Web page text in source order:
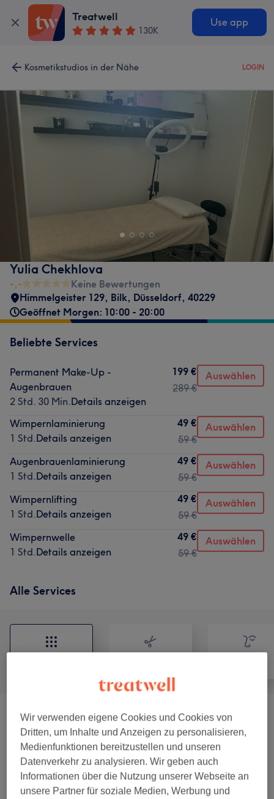
Treatwell
130K
Use app
Kosmetikstudios in der Nähe LOGIN
Yulia Chekhlova
-,-
Keine Bewertungen
Himmelgeister 129, Bilk, Düsseldorf, 40229
Geöffnet Morgen: 10:00 - 20:00
Beliebte Services
Permanent Make-Up -
Augenbrauen
2 Std. 30 Min.Details anzeigen
199 €
289 €
Auswählen
Wimpernlaminierung
1 Std.Details anzeigen
49 €
59 €
Auswählen
Augenbrauenlaminierung
1 Std.Details anzeigen
49 €
59 €
Auswählen
Wimpernlifting
1 Std.Details anzeigen
49 €
59 €
Auswählen
Wimpernwelle
1 Std.Details anzeigen
49 €
59 €
Auswählen
Alle Services
Damen - Haarschnitte & Stylings (1) 45 €
Wimpernverlängerungen (6) ab 69 €
Permanent Make-Up (5 ) ab 129 €
Wir verwenden eigene Cookies und Cookies von
Dritten, um Inhalte und Anzeigen zu personalisieren,
Medienfunktionen bereitzustellen und unseren
Datenverkehr zu analysieren. Wir geben auch
Informationen über die Nutzung unserer Webseite an
unsere Partner für soziale Medien, Werbung und